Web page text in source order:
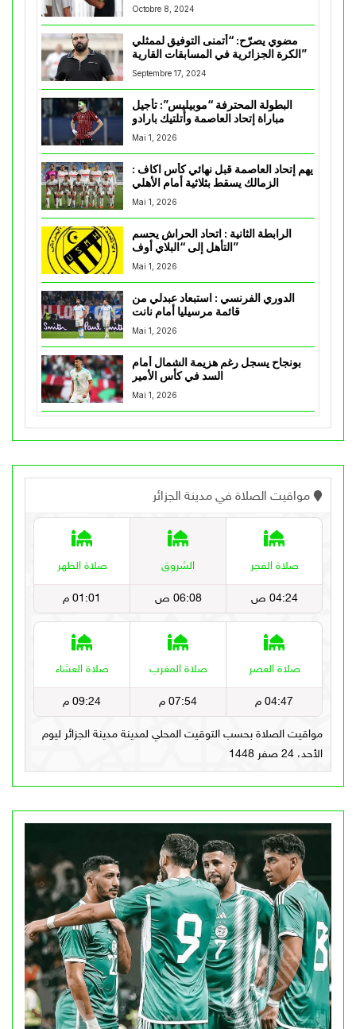
Octobre 8, 2024
مضوي يصرّح: “أتمنى التوفيق لممثلي
الكرة الجزائرية في المسابقات القارية”
Septembre 17, 2024
البطولة المحترفة “موبيليس”: تأجيل
مباراة إتحاد العاصمة وأتلتيك بارادو
Mai 1, 2026
يهم إتحاد العاصمة قبل نهائي كأس اكاف :
Mai 1, 2026
الرابطة الثانية : اتحاد الحراش يحسم
التأهل إلى “البلاي أوف”
Mai 1, 2026
الدوري الفرنسي : استبعاد عبدلي من
قائمة مرسيليا أمام نانت
Mai 1, 2026
بونجاح يسجل رغم هزيمة الشمال أمام
السد في كأس الأمير
Mai 1, 2026